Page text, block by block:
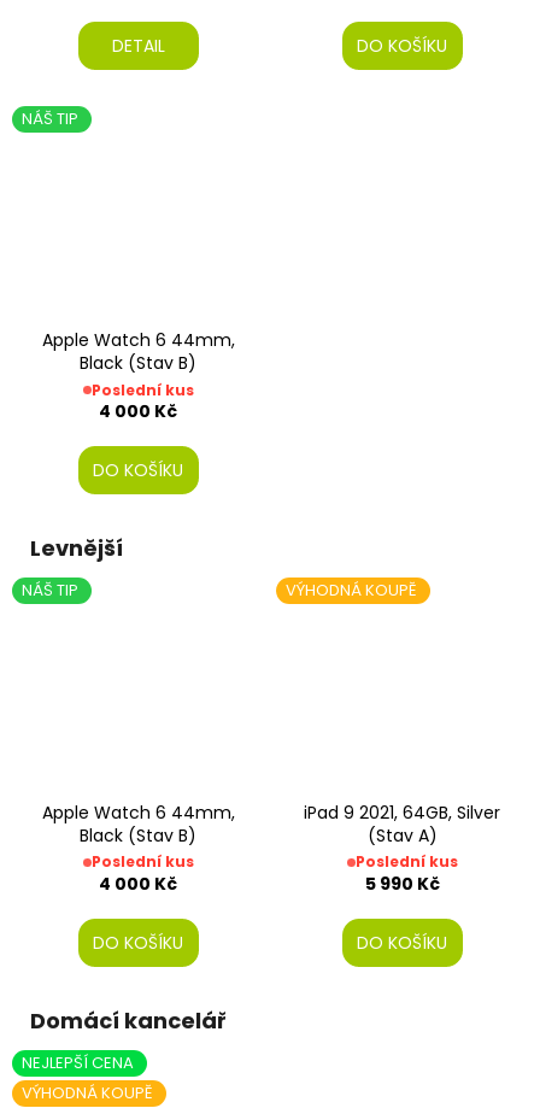
DETAIL DO KOŠÍKU
NÁŠ TIP
Apple Watch 6 44mm,
Black (Stav B)
Poslední kus
4 000 Kč
DO KOŠÍKU
Levnější
NÁŠ TIP
Apple Watch 6 44mm,
Black (Stav B)
Poslední kus
4 000 Kč
DO KOŠÍKU
VÝHODNÁ KOUPĚ
iPad 9 2021, 64GB, Silver
(Stav A)
Poslední kus
5 990 Kč
DO KOŠÍKU
Domácí kancelář
NEJLEPŠÍ CENA
VÝHODNÁ KOUPĚ